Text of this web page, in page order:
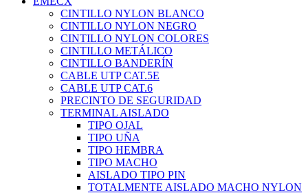
CINTILLO NYLON BLANCO
CINTILLO NYLON NEGRO
CINTILLO NYLON COLORES
CINTILLO METÁLICO
CINTILLO BANDERÍN
CABLE UTP CAT.5E
CABLE UTP CAT.6
PRECINTO DE SEGURIDAD
TERMINAL AISLADO
TIPO OJAL
TIPO UÑA
TIPO HEMBRA
TIPO MACHO
AISLADO TIPO PIN
TOTALMENTE AISLADO MACHO NYLON